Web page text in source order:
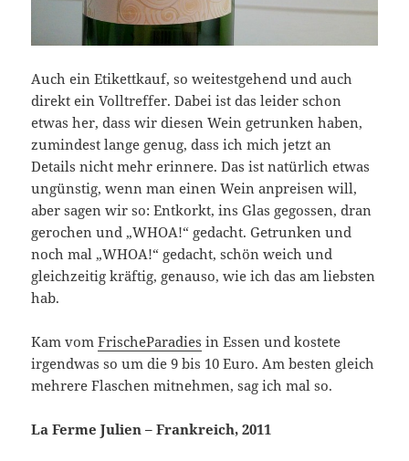
Auch ein Etikettkauf, so weitestgehend und auch
direkt ein Volltreffer. Dabei ist das leider schon
etwas her, dass wir diesen Wein getrunken haben,
zumindest lange genug, dass ich mich jetzt an
Details nicht mehr erinnere. Das ist natürlich etwas
ungünstig, wenn man einen Wein anpreisen will,
aber sagen wir so: Entkorkt, ins Glas gegossen, dran
gerochen und „WHOA!“ gedacht. Getrunken und
noch mal „WHOA!“ gedacht, schön weich und
gleichzeitig kräftig, genauso, wie ich das am liebsten
hab.
Kam vomFrischeParadies in Essen und kostete
irgendwas so um die 9 bis 10 Euro. Am besten gleich
mehrere Flaschen mitnehmen, sag ich mal so.
La Ferme Julien – Frankreich, 2011